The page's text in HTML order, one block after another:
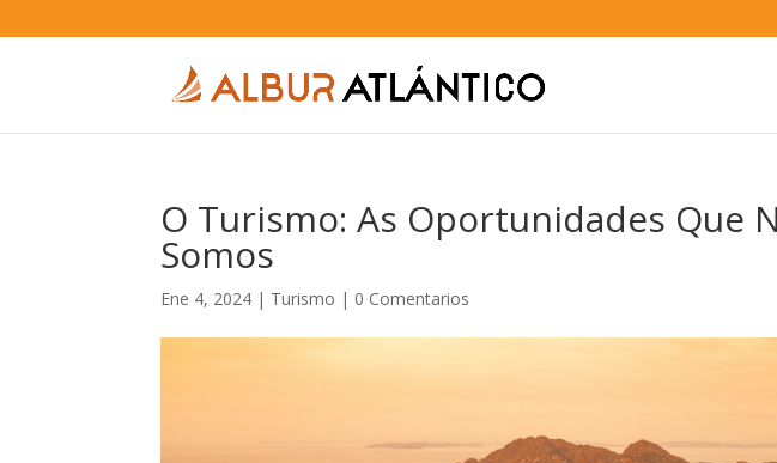
O Turismo: As Oportunidades Que
Somos
Ene 4, 2024 | Turismo | 0 Comentarios